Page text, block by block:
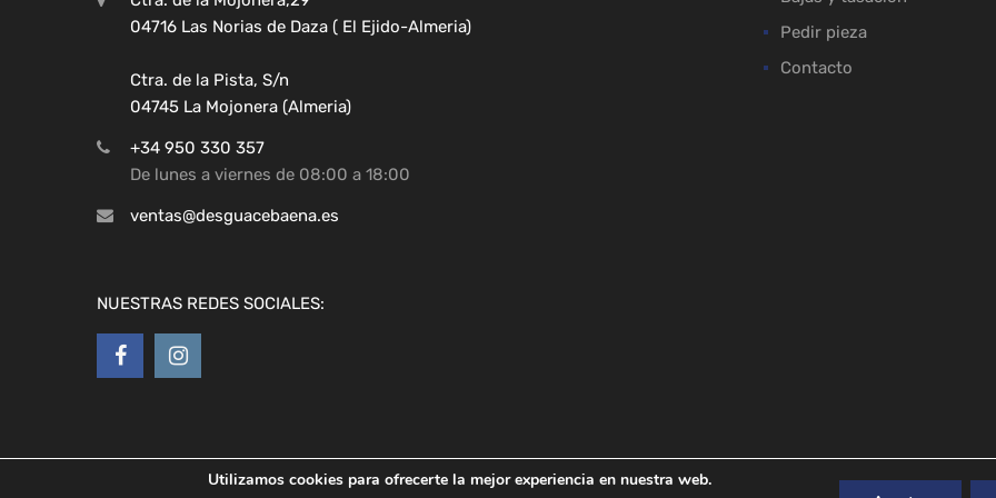
04716 Las Norias de Daza ( El Ejido-Almeria)
Ctra. de la Pista, S/n
04745 La Mojonera (Almeria)
+34 950 330 357
De lunes a viernes de 08:00 a 18:00
ventas@desguacebaena.es
NUESTRAS REDES SOCIALES:
Pedir pieza
Contacto
Desguaces Baena
Utilizamos cookies para ofrecerte la mejor experiencia en nuestra web.